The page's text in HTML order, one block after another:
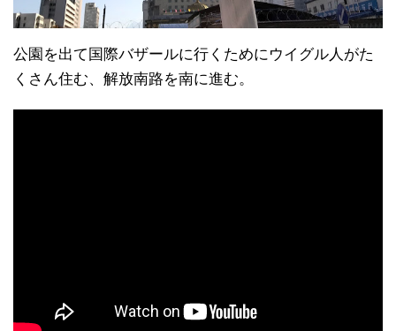
公園を出て国際バザールに行くためにウイグル人がた
くさん住む、解放南路を南に進む。